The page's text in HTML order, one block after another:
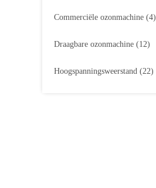
Commerciële ozonmachine (4)
Draagbare ozonmachine (12)
Hoogspanningsweerstand (22)